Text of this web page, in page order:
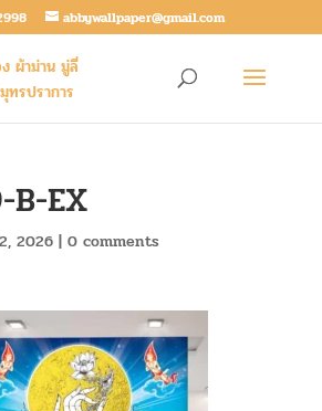
abbywallpaper@gmail.com
B-EX
2026| 0 comments